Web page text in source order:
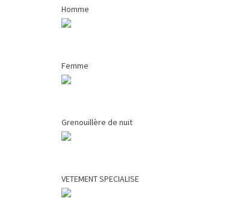
Homme
Femme
Grenouillère de nuit
VETEMENT SPECIALISE